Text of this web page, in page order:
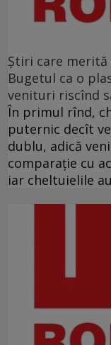
Ştiri care
Bugetul ca o
venituri riscînd
În primul rînd,
puternic decît
dublu, adică
comparație cu
iar cheltuielile